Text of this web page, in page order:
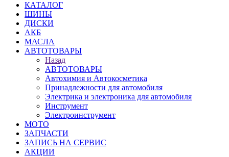
КАТАЛОГ
ШИНЫ
ДИСКИ
АКБ
МАСЛА
АВТОТОВАРЫ
Назад
АВТОТОВАРЫ
Автохимия и Автокосметика
Принадлежности для автомобиля
Электрика и электроника для автомобиля
Инструмент
Электроинструмент
МОТО
ЗАПЧАСТИ
ЗАПИСЬ НА СЕРВИС
АКЦИИ